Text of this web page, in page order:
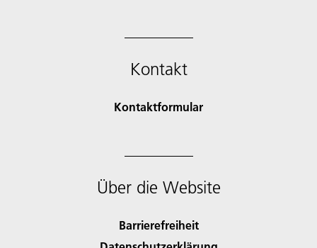
Kontakt
Kontaktformular
Über die Website
Barrierefreiheit